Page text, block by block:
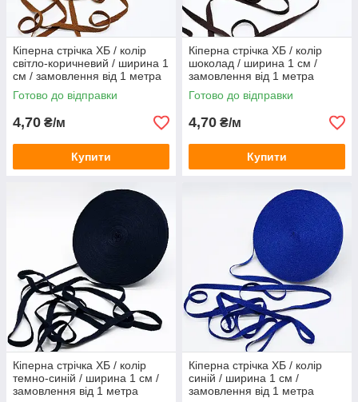
Кіперна стрічка ХБ / колір
світло-коричневий / ширина 1
см / замовлення від 1 метра
Готово до відправки
4,70 ₴/м
Купити
Кіперна стрічка ХБ / колір
шоколад / ширина 1 см /
замовлення від 1 метра
Готово до відправки
4,70 ₴/м
Купити
Кіперна стрічка ХБ / колір
темно-синій / ширина 1 см /
замовлення від 1 метра
Кіперна стрічка ХБ / колір
синій / ширина 1 см /
замовлення від 1 метра